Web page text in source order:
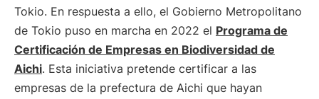
Tokio. En respuesta a ello, el Gobierno Metropolitano
de Tokio puso en marcha en 2022 el Programa de
Certificación de Empresas en Biodiversidad de
Aichi. Esta iniciativa pretende certificar a las
empresas de la prefectura de Aichi que hayan